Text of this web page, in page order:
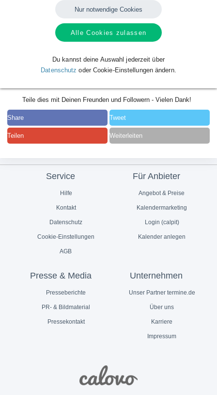
Teile dies mit Deinen Freunden und Followern - Vielen Dank!
Share Tweet
Teilen Weiterleiten
Service
Hilfe
Kontakt
Datenschutz
Cookie-Einstellungen
AGB
Für Anbieter
Angebot & Preise
Kalendermarketing
Login (calpit)
Kalender anlegen
Presse & Media
Presseberichte
PR- & Bildmaterial
Pressekontakt
Unternehmen
Unser Partner termine.de
Über uns
Karriere
Impressum
Nur notwendige Cookies
Alle Cookies zulassen
Du kannst deine Auswahl jederzeit über
Datenschutz oder Cookie-Einstellungen ändern.